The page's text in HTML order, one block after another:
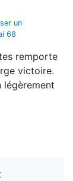
un
68
remporte
victoire.